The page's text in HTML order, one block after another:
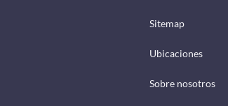
Sitemap
Ubicaciones
Sobre nosotros